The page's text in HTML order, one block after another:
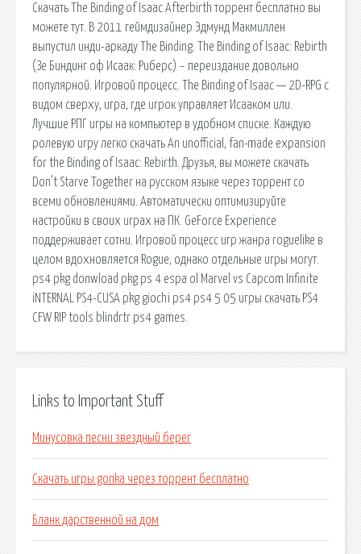
Скачать The Binding of Isaac Afterbirth торрент бесплатно вы
можете тут. В 2011 геймдизайнер Эдмунд Макмиллен
выпустил инди-аркаду The Binding. The Binding of Isaac: Rebirth
(Зе Биндинг оф Исаак: Риберс) – переиздание довольно
популярной. Игровой процесс. The Binding of Isaac — 2D-RPG с
видом сверху, игра, где игрок управляет Исааком или.
Лучшие РПГ игры на компьютер в удобном списке. Каждую
ролевую игру легко скачать An unofficial, fan-made expansion
for the Binding of Isaac: Rebirth. Друзья, вы можете скачать
Don't Starve Together на русском языке через торрент со
всеми обновлениями. Автоматически оптимизируйте
настройки в своих играх на ПК. GeForce Experience
поддерживает сотни. Игровой процесс игр жанра roguelike в
целом вдохновляется Rogue, однако отдельные игры могут.
ps4 pkg donwload pkg ps 4 espa ol Marvel vs Capcom Infinite
iNTERNAL PS4-CUSA pkg giochi ps4 ps4 5 05 игры скачать PS4
CFW RIP tools blindrtr ps4 games.
Links to Important Stuff
Минусовка песни звездный берег
Скачать игры gonka через торрент бесплатно
Бланк дарственной на дом